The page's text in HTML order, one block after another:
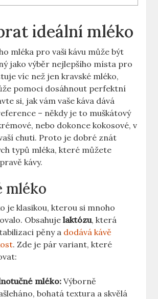
ideální mléko
mléka pro vaši kávu může být
jako výběr nejlepšího​ místa​ pro‌
víc než‍ jen kravské mléko,
pomoci⁣ dosáhnout perfektní
si, jak vám vaše káva dává
– někdy je to ⁣muškátový⁢
nebo dokonce kokosové, v
chuti. Proto je dobré znát​
typů mléka, ‍které můžete
kávy.
mléko
je klasikou, kterou si mnoho
Obsahujelaktózu, která
pěny a dodává kávě
.‌ Zde je ⁣pár variant, které
mléko: Výborně⁤
bohatá textura a skvělá